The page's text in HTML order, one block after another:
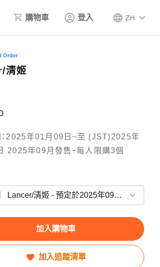
購物車 登入 ZH
Order
清姬
2025年01月09日~至 (JST)2025年
2025年09月發售・每人限購3個
加入購物車
加入追蹤清單